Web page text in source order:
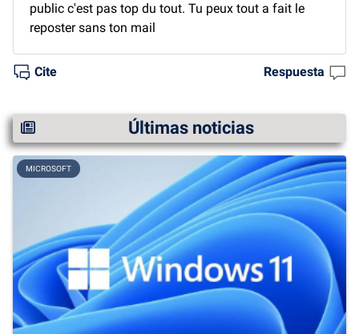
public c'est pas top du tout. Tu peux tout a fait le
reposter sans ton mail
Cite Respuesta
Últimas noticias
MICROSOFT